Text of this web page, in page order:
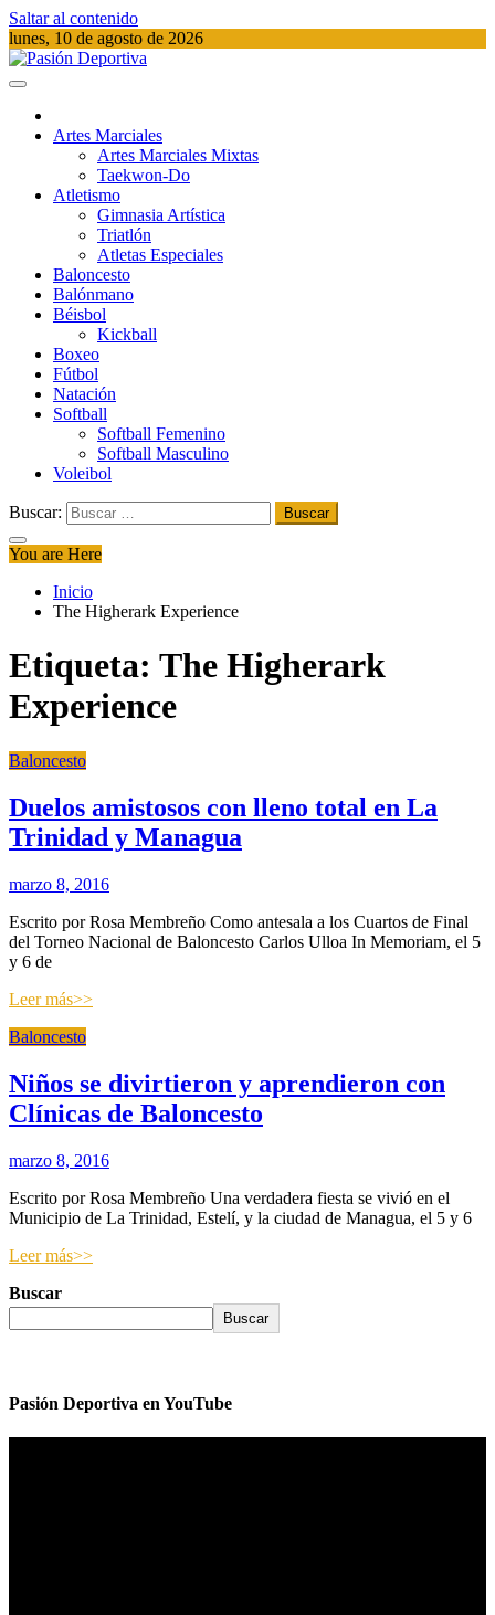
Saltar al contenido
lunes, 10 de agosto de 2026
Artes Marciales
Artes Marciales Mixtas
Taekwon-Do
Atletismo
Gimnasia Artística
Triatlón​
Atletas Especiales
Baloncesto
Balónmano
Béisbol
Kickball​
Boxeo
Fútbol
Natación​
Softball​
Softball​ Femenino
Softball​ Masculino
Voleibol​
Buscar:
You are Here
Inicio
The Higherark Experience
Etiqueta: The Higherark
Experience
Baloncesto
Duelos amistosos con lleno total en La
Trinidad y Managua
marzo 8, 2016
Escrito por Rosa Membreño Como antesala a los Cuartos de Final
del Torneo Nacional de Baloncesto Carlos Ulloa In Memoriam, el 5
y 6 de
Leer más>>
Baloncesto
Niños se divirtieron y aprendieron con
Clínicas de Baloncesto
marzo 8, 2016
Escrito por Rosa Membreño Una verdadera fiesta se vivió en el
Municipio de La Trinidad, Estelí, y la ciudad de Managua, el 5 y 6
Leer más>>
Buscar
Buscar
Pasión Deportiva en YouTube